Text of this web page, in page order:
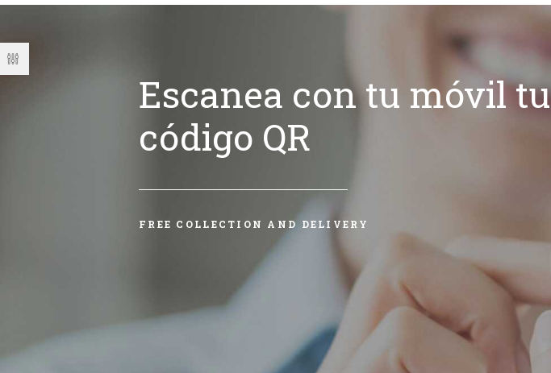
Escanea con tu móvil tu
código QR
FREE COLLECTION AND DELIVERY